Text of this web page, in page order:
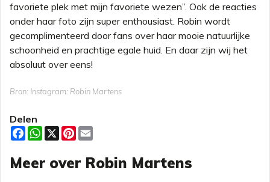
favoriete plek met mijn favoriete wezen”. Ook de reacties
onder haar foto zijn super enthousiast. Robin wordt
gecomplimenteerd door fans over haar mooie natuurlijke
schoonheid en prachtige egale huid. En daar zijn wij het
absoluut over eens!
Bron: Instagram: Robin Martens
Delen
F
a
e
b
W
h
t
s
X
P
t
e
i
l
Meer over Robin Martens